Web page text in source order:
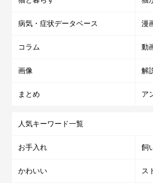
病気・症状データベース 漫
コラム 動
画像 解
まとめ ア
人気キーワード一覧
お手入れ 飼
かわいい ス